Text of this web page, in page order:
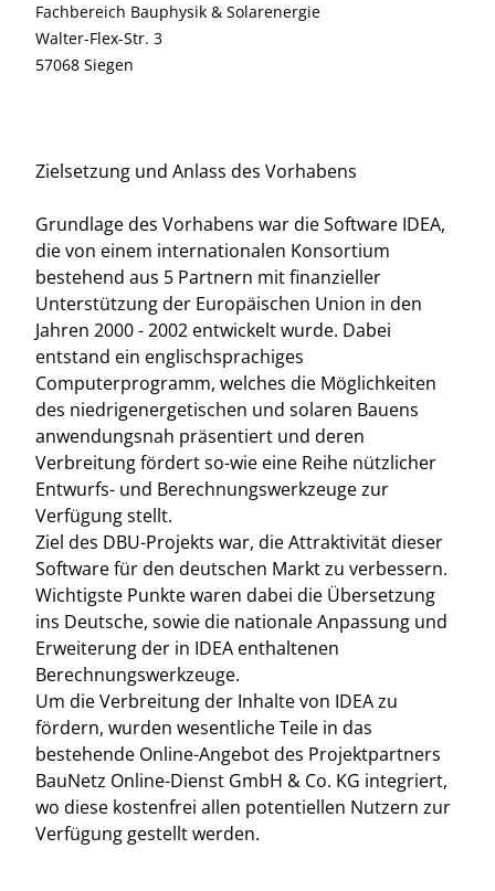
Fachbereich Bauphysik & Solarenergie
Walter-Flex-Str. 3
57068 Siegen
Zielsetzung und Anlass des Vorhabens
Grundlage des Vorhabens war die Software IDEA,
die von einem internationalen Konsortium
bestehend aus 5 Partnern mit finanzieller
Unterstützung der Europäischen Union in den
Jahren 2000 - 2002 entwickelt wurde. Dabei
entstand ein englischsprachiges
Computerprogramm, welches die Möglichkeiten
des niedrigenergetischen und solaren Bauens
anwendungsnah präsentiert und deren
Verbreitung fördert so-wie eine Reihe nützlicher
Entwurfs- und Berechnungswerkzeuge zur
Verfügung stellt.
Ziel des DBU-Projekts war, die Attraktivität dieser
Software für den deutschen Markt zu verbessern.
Wichtigste Punkte waren dabei die Übersetzung
ins Deutsche, sowie die nationale Anpassung und
Erweiterung der in IDEA enthaltenen
Berechnungswerkzeuge.
Um die Verbreitung der Inhalte von IDEA zu
fördern, wurden wesentliche Teile in das
bestehende Online-Angebot des Projektpartners
BauNetz Online-Dienst GmbH & Co. KG integriert,
wo diese kostenfrei allen potentiellen Nutzern zur
Verfügung gestellt werden.